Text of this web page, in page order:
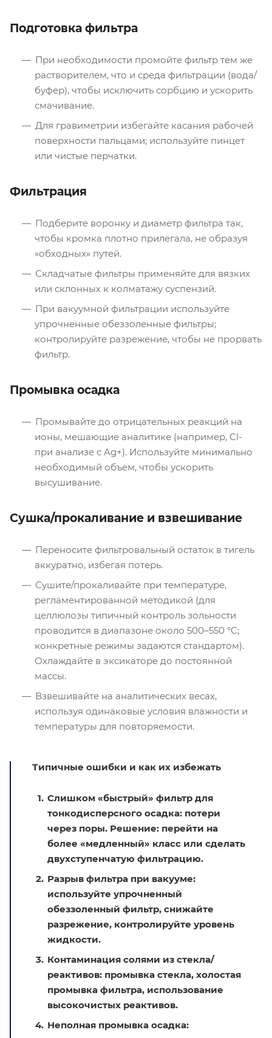
Подготовка фильтра
При необходимости промойте фильтр тем же
растворителем, что и среда фильтрации (вода/
буфер), чтобы исключить сорбцию и ускорить
смачивание.
Для гравиметрии избегайте касания рабочей
поверхности пальцами; используйте пинцет
или чистые перчатки.
Фильтрация
Подберите воронку и диаметр фильтра так,
чтобы кромка плотно прилегала, не образуя
«обходных» путей.
Складчатые фильтры применяйте для вязких
или склонных к колматажу суспензий.
При вакуумной фильтрации используйте
упрочненные обеззоленные фильтры;
контролируйте разрежение, чтобы не прорвать
фильтр.
Промывка осадка
Промывайте до отрицательных реакций на
ионы, мешающие аналитике (например, Cl-
при анализе с Ag+). Используйте минимально
необходимый объем, чтобы ускорить
высушивание.
Сушка/прокаливание и взвешивание
Переносите фильтровальный остаток в тигель
аккуратно, избегая потерь.
Сушите/прокаливайте при температуре,
регламентированной методикой (для
целлюлозы типичный контроль зольности
проводится в диапазоне около 500–550 °C;
конкретные режимы задаются стандартом).
Охлаждайте в эксикаторе до постоянной
массы.
Взвешивайте на аналитических весах,
используя одинаковые условия влажности и
температуры для повторяемости.
Типичные ошибки и как их избежать
Слишком «быстрый» фильтр для
тонкодисперсного осадка: потери
через поры. Решение: перейти на
более «медленный» класс или сделать
двухступенчатую фильтрацию.
Разрыв фильтра при вакууме:
используйте упрочненный
обеззоленный фильтр, снижайте
разрежение, контролируйте уровень
жидкости.
Контаминация солями из стекла/
реактивов: промывка стекла, холостая
промывка фильтра, использование
высокочистых реактивов.
Неполная промывка осадка: